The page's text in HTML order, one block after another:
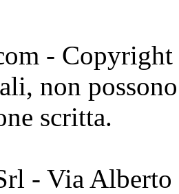
-
non
scritta.
- Via